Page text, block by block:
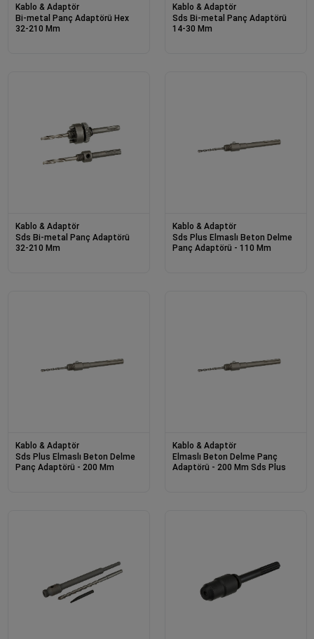
Kablo & Adaptör
Bi-metal Panç Adaptörü Hex
32-210 Mm
Kablo & Adaptör
Sds Bi-metal Panç Adaptörü
14-30 Mm
Kablo & Adaptör
Sds Bi-metal Panç Adaptörü
32-210 Mm
Kablo & Adaptör
Sds Plus Elmaslı Beton Delme
Panç Adaptörü - 110 Mm
Kablo & Adaptör
Sds Plus Elmaslı Beton Delme
Panç Adaptörü - 200 Mm
Kablo & Adaptör
Elmaslı Beton Delme Panç
Adaptörü - 200 Mm Sds Plus